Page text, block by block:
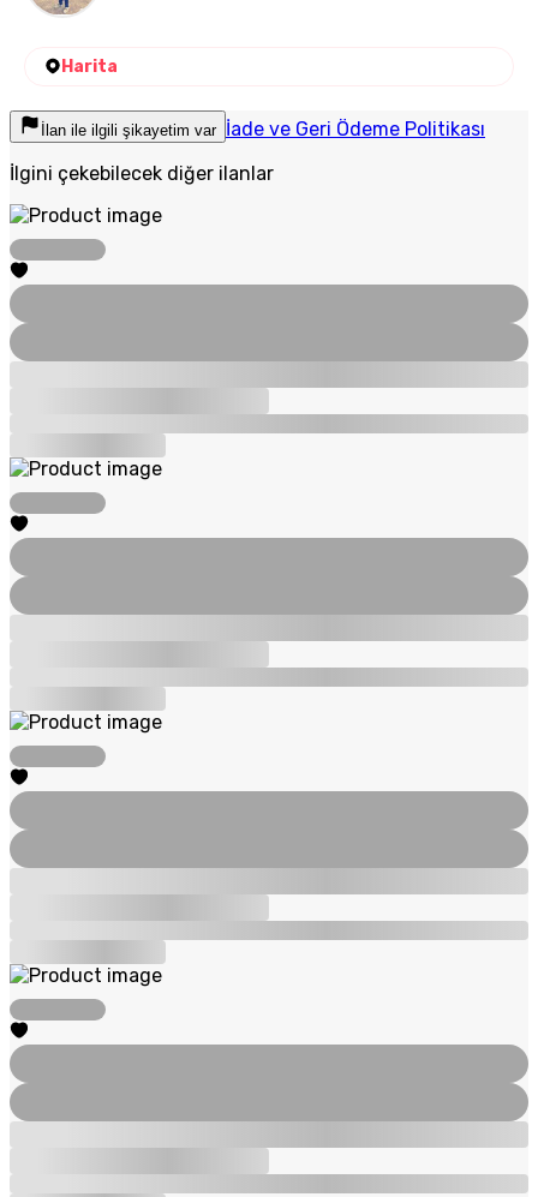
Harita
İlan ile ilgili şikayetim var İade ve Geri Ödeme Politikası
İlgini çekebilecek diğer ilanlar